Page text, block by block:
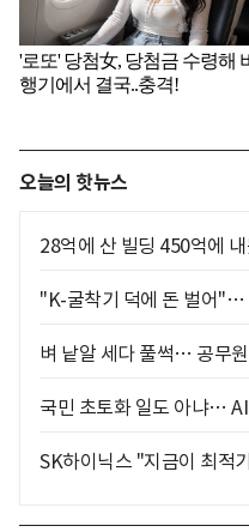
오늘의 핫뉴스
28억에 산 빌딩 450억에
"K-굴착기 덕에 돈 벌어"…
벼 낱알 세다 풀썩… 공무
국민 초토화 일도 아냐…
SK하이닉스 "지금이 최적